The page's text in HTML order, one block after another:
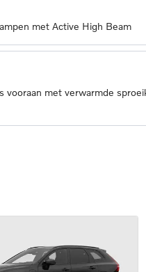
met Active High Beam
vooraan met verwarmde